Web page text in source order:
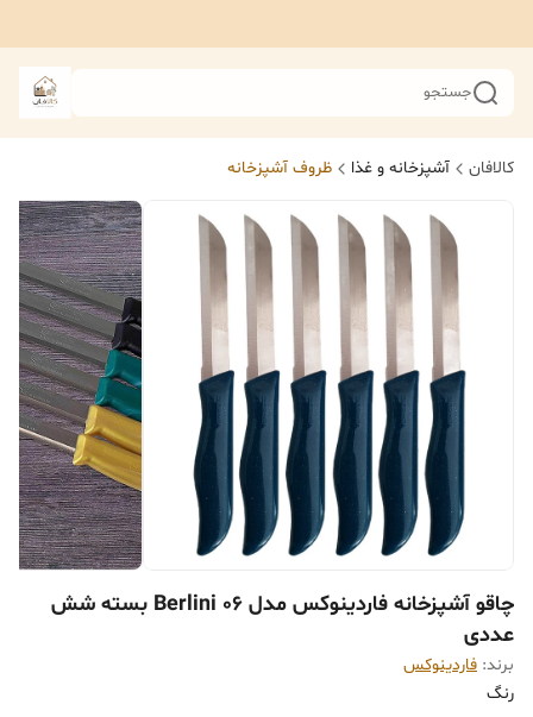
جستجو
کالافان آشپزخانه و غذا ظروف آشپزخانه
چاقو آشپزخانه فاردینوکس مدل Berlini 06 بسته شش
عددی
برند: فاردینوکس
رنگ